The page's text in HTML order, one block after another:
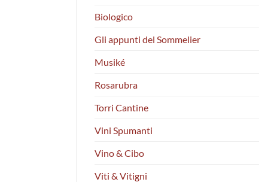
Biologico
Gli appunti del Sommelier
Musiké
Rosarubra
Torri Cantine
Vini Spumanti
Vino & Cibo
Viti & Vitigni